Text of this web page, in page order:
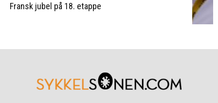
Fransk jubel på 18. etappe